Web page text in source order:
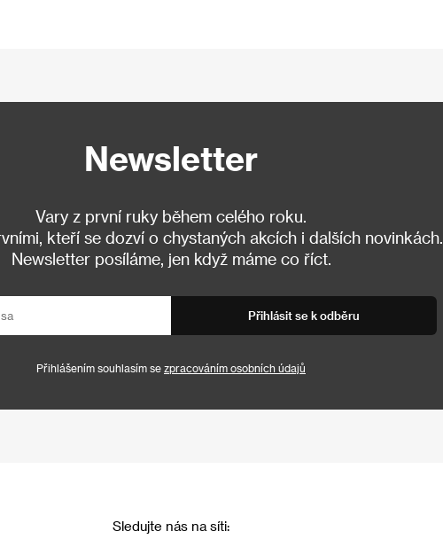
Newsletter
Vary z první ruky během celého roku.
kteří se dozví o chystaných akcích i dalších novinkách.
Newsletter posíláme, jen když máme co říct.
Přihlásit se k odběru
Přihlášením souhlasím se zpracováním osobních údajů
Sledujte nás na síti: